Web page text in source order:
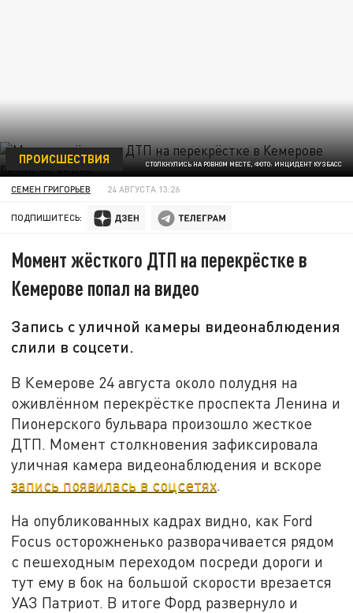
СТОЛКНУЛИСЬ НА РОВНОМ МЕСТЕ, ФОТО: ИНЦИДЕНТ КУЗБАСС
ПРОИСШЕСТВИЯ
СЕМЕН ГРИГОРЬЕВ 24 АВГУСТА 13:26
ПОДПИШИТЕСЬ:
Момент жёсткого ДТП на перекрёстке в
Кемерове попал на видео
Запись с уличной камеры видеонаблюдения
слили в соцсети.
В Кемерове 24 августа около полудня на
оживлённом перекрёстке проспекта Ленина и
Пионерского бульвара произошло жесткое
ДТП. Момент столкновения зафиксировала
уличная камера видеонаблюдения и вскоре
запись появилась в соцсетях.
На опубликованных кадрах видно, как Ford
Focus осторожненько разворачивается рядом
с пешеходным переходом посреди дороги и
тут ему в бок на большой скорости врезается
УАЗ Патриот. В итоге Форд развернуло и